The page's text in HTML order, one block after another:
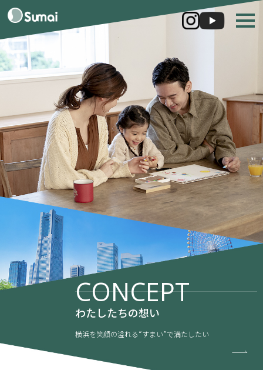
CONCEPT
わたしたちの想い
横浜を笑顔の溢れる“すまい”で満たしたい